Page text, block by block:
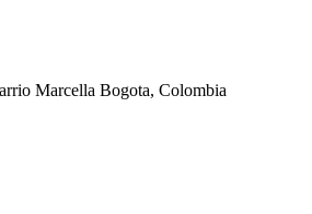
Marcella Bogota, Colombia